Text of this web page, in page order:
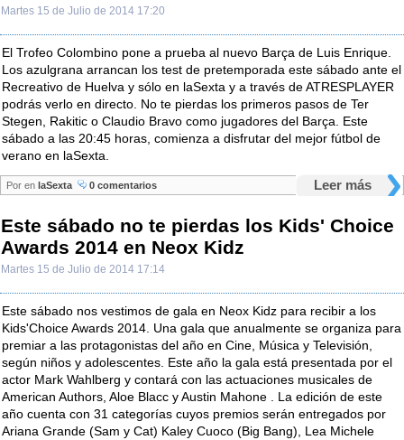
Martes 15 de Julio de 2014 17:20
El Trofeo Colombino pone a prueba al nuevo Barça de Luis Enrique.
Los azulgrana arrancan los test de pretemporada este sábado ante el
Recreativo de Huelva y sólo en laSexta y a través de ATRESPLAYER
podrás verlo en directo. No te pierdas los primeros pasos de Ter
Stegen, Rakitic o Claudio Bravo como jugadores del Barça. Este
sábado a las 20:45 horas, comienza a disfrutar del mejor fútbol de
verano en laSexta.
Leer más
Por en laSexta 0 comentarios
Este sábado no te pierdas los Kids' Choice
Awards 2014 en Neox Kidz
Martes 15 de Julio de 2014 17:14
Este sábado nos vestimos de gala en Neox Kidz para recibir a los
Kids'Choice Awards 2014. Una gala que anualmente se organiza para
premiar a las protagonistas del año en Cine, Música y Televisión,
según niños y adolescentes. Este año la gala está presentada por el
actor Mark Wahlberg y contará con las actuaciones musicales de
American Authors, Aloe Blacc y Austin Mahone . La edición de este
año cuenta con 31 categorías cuyos premios serán entregados por
Ariana Grande (Sam y Cat) Kaley Cuoco (Big Bang), Lea Michele